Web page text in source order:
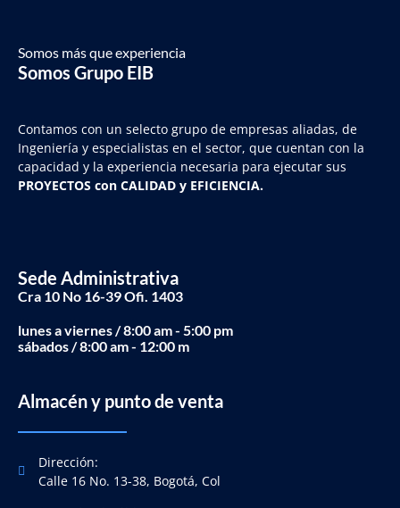
Somos más que experiencia
Somos Grupo EIB
Contamos con un selecto grupo de empresas aliadas, de
Ingeniería y especialistas en el sector, que cuentan con la
capacidad y la experiencia necesaria para ejecutar sus
PROYECTOS con CALIDAD y EFICIENCIA.
Sede Administrativa
Cra 10 No 16-39 Ofi. 1403
lunes a viernes / 8:00 am - 5:00 pm
sábados / 8:00 am - 12:00 m
Almacén y punto de venta
Dirección:
Calle 16 No. 13-38, Bogotá, Col